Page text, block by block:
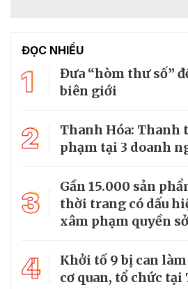
ĐỌC NHIỀU
1
Đưa “hòm thư số”
biên giới
2
Thanh Hóa: Thanh
phạm tại 3 doanh
3
Gần 15.000 sản
thời trang có dấu
xâm phạm quyền
4
Khởi tố 9 bị can
cơ quan, tổ chức tại